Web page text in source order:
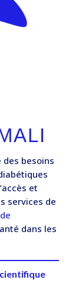
besoins
et
services de
dans les